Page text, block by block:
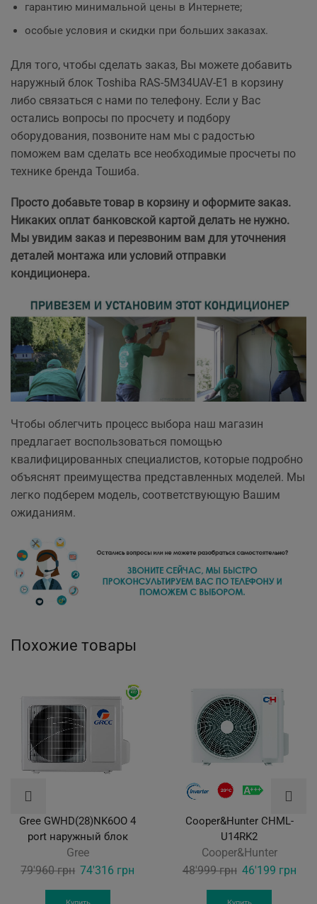
гарантию минимальной цены в Интернете;
особые условия и скидки при больших заказах.
Для того, чтобы сделать заказ, Вы можете добавить
наружный блок Toshiba RAS-5M34UAV-E1 в корзину
либо связаться с нами по телефону. Если у Вас
остались вопросы по просчету и подбору
оборудования, позвоните нам мы с радостью
поможем вам сделать все необходимые просчеты по
технике бренда Тошиба.
Просто добавьте товар в корзину и оформите заказ.
Никаких оплат банковской картой делать не нужно.
Мы увидим заказ и перезвоним вам для уточнения
деталей монтажа или условий отправки
кондиционера.
Чтобы облегчить процесс выбора наш магазин
предлагает воспользоваться помощью
квалифицированных специалистов, которые подробно
объяснят преимущества представленных моделей. Мы
легко подберем модель, соответствующую Вашим
ожиданиям.
Похожие товары
Gree GWHD(28)NK6OO 4
port наружный блок
Gree
79'960грн Original
price
74'316 грн
Cooper&Hunter CHML-
U14RK2
Cooper&Hunter
48'999грн Original
price
46'199 грн